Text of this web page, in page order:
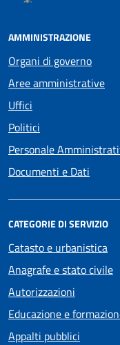
AMMINISTRAZIONE
Organi di governo
Aree amministrative
Uffici
Politici
Personale
Documenti e Dati
CATEGORIE DI SERVIZIO
Catasto e urbanistica
Anagrafe e stato civile
Autorizzazioni
Educazione e
Appalti pubblici